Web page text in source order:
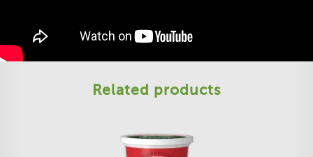
Related products